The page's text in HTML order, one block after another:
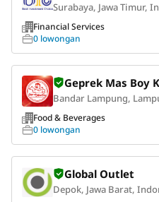
Surabaya, Jawa Timur,
Financial Services
0 lowongan
Geprek Mas Boy
Bandar Lampung,
Food & Beverages
0 lowongan
Global Outlet
Depok, Jawa Barat,